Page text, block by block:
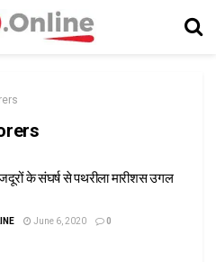
के संघर्ष से पथरीला मारीशस उगल
June 6, 2020 0